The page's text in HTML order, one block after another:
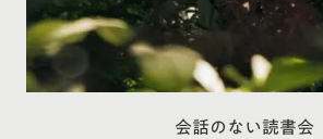
会話のない読書会